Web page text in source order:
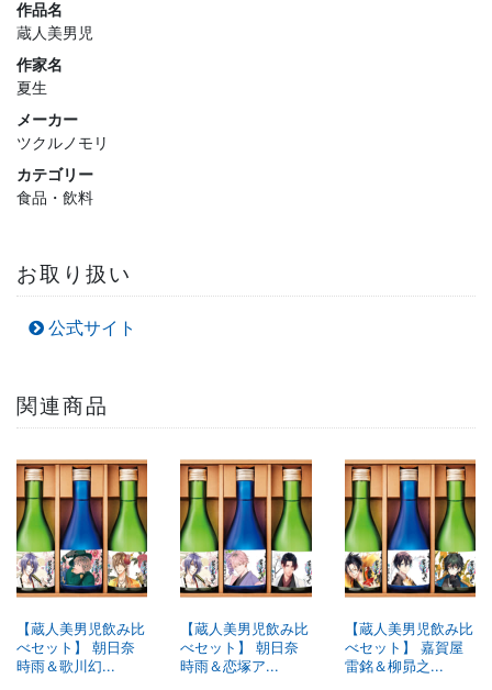
作品名
蔵人美男児
作家名
夏生
メーカー
ツクルノモリ
カテゴリー
食品・飲料
お取り扱い
公式サイト
関連商品
【蔵人美男児飲み比
べセット】 朝日奈
時雨＆歌川幻...
【蔵人美男児飲み比
べセット】 朝日奈
時雨＆恋塚ア...
【蔵人美男児飲み比
べセット】 嘉賀屋
雷銘＆柳昴之...